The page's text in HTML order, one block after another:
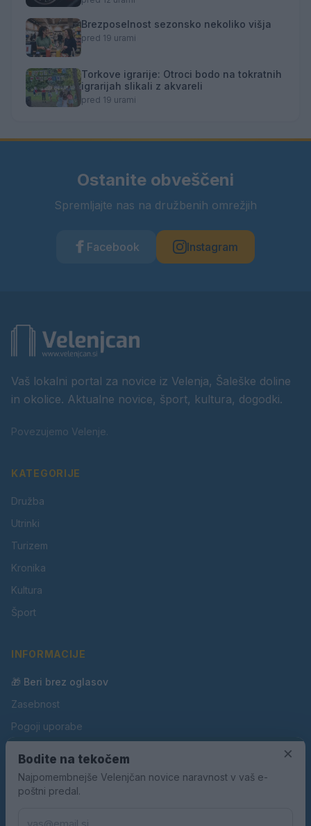
Brezposelnost sezonsko nekoliko višja
pred 19 urami
Torkove igrarije: Otroci bodo na tokratnih
igrarijah slikali z akvareli
pred 19 urami
Ostanite obveščeni
Spremljajte nas na družbenih omrežjih
Facebook Instagram
Vaš lokalni portal za novice iz Velenja, Šaleške doline
in okolice. Aktualne novice, šport, kultura, dogodki.
Povezujemo Velenje.
KATEGORIJE
Družba
Utrinki
Turizem
Kronika
Kultura
Šport
INFORMACIJE
🎁 Beri brez oglasov
Zasebnost
Pogoji uporabe
Oglaševanje
Kontakt
×
Bodite na tekočem
Najpomembnejše Velenjčan novice naravnost v vaš e-
poštni predal.